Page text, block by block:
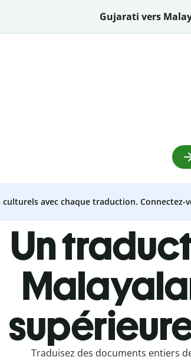
Gujarati vers
culturels avec chaque traduction.
Un
Traduisez des documents entiers